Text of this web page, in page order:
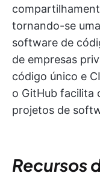
tornando-se
software de
de empresas
código único e
o GitHub facilita
projetos de
Recursos